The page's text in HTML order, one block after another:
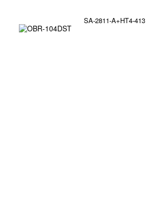
SA-2811-A+HT4-413